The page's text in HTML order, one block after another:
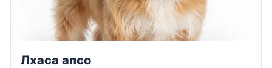
Лхаса апсо